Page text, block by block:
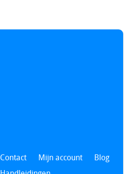
Contact Mijn account
Blog